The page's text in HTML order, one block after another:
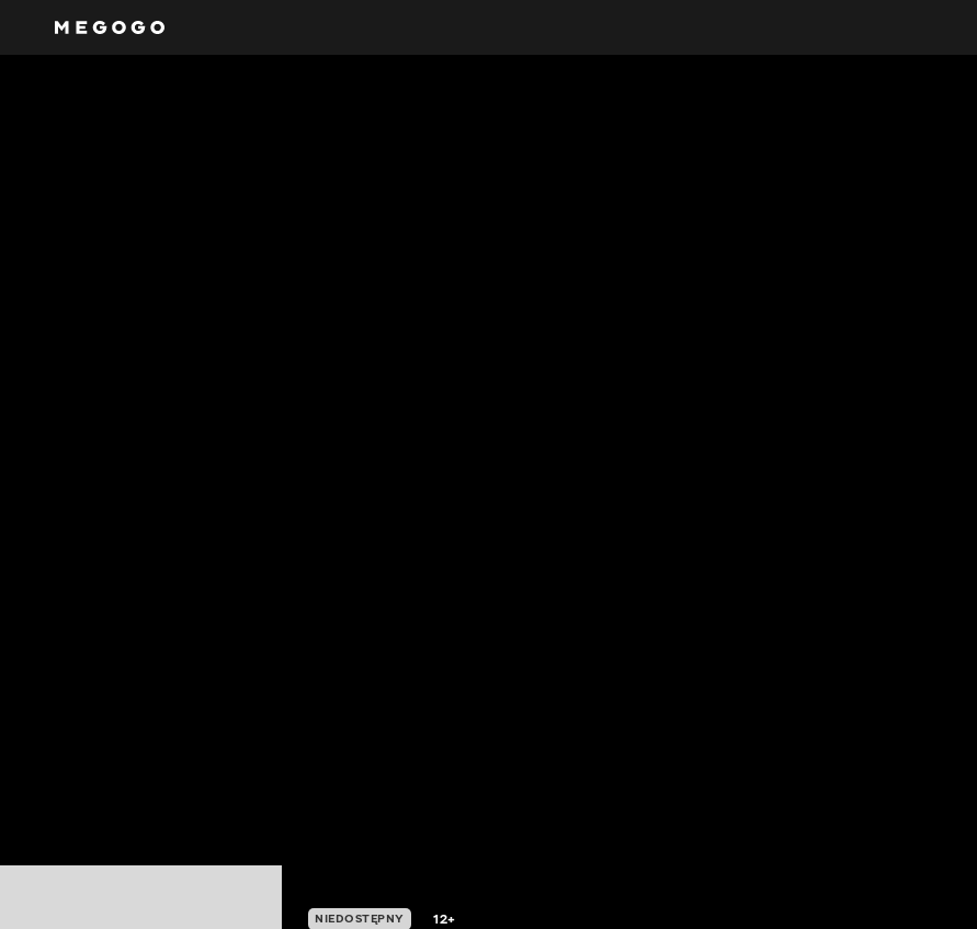
NIEDOSTĘPNY 12+